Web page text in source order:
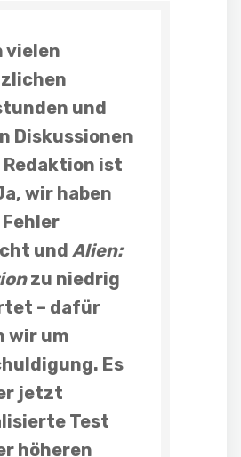
vielen
und
Diskussionen
Redaktion ist
wir haben
und Alien:
zu niedrig
– dafür
wir um
Es
jetzt
Test
höheren